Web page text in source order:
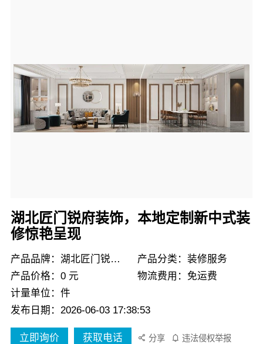
湖北匠门锐府装饰，本地定制新中式装
修惊艳呈现
产品品牌：湖北匠门锐府装饰
产品分类：装修服务
产品价格：0 元
物流费用：免运费
计量单位：件
发布日期：2026-06-03 17:38:53
立即询价 获取电话 分享 违法侵权举报